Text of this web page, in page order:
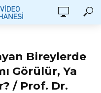
Bireylerde
Görülür, Ya
/ Prof. Dr.